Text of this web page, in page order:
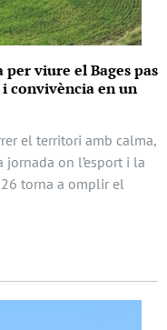
viure el Bages pas
convivència en un
el territori amb calma,
on l’esport i la
torna a omplir el